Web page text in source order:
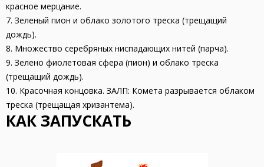
красное мерцание.
7. Зеленый пион и облако золотого треска (трещащий
дождь).
8. Множество серебряных ниспадающих нитей (парча).
9. Зелено фиолетовая сфера (пион) и облако треска
(трещащий дождь).
10. Красочная концовка. ЗАЛП: Комета разрывается облаком
треска (трещащая хризантема).
КАК ЗАПУСКАТЬ